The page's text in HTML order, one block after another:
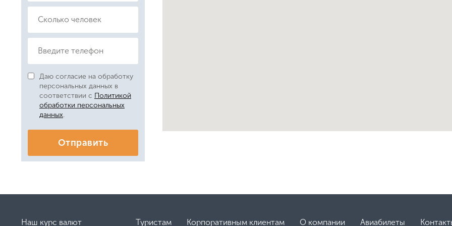
Даю согласие на обработку
персональных данных в
соответствии с Политикой
обработки персональных
данных.
Отправить
Наш курс валют Туристам Корпоративным клиентам О компании Авиабилеты